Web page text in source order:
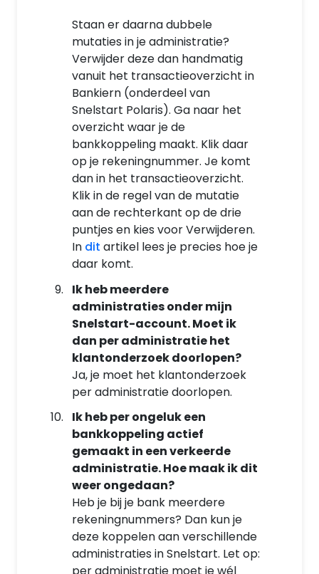
Staan er daarna dubbele
mutaties in je administratie?
Verwijder deze dan handmatig
vanuit het transactieoverzicht in
Bankiern (onderdeel van
Snelstart Polaris). Ga naar het
overzicht waar je de
bankkoppeling maakt. Klik daar
op je rekeningnummer. Je komt
dan in het transactieoverzicht.
Klik in de regel van de mutatie
aan de rechterkant op de drie
puntjes en kies voor Verwijderen.
In dit artikel lees je precies hoe je
daar komt.
Ik heb meerdere
administraties onder mijn
Snelstart-account. Moet ik
dan per administratie het
klantonderzoek doorlopen?
Ja, je moet het klantonderzoek
per administratie doorlopen.
Ik heb per ongeluk een
bankkoppeling actief
gemaakt in een verkeerde
administratie. Hoe maak ik dit
weer ongedaan?
Heb je bij je bank meerdere
rekeningnummers? Dan kun je
deze koppelen aan verschillende
administraties in Snelstart. Let op:
per administratie moet je wél